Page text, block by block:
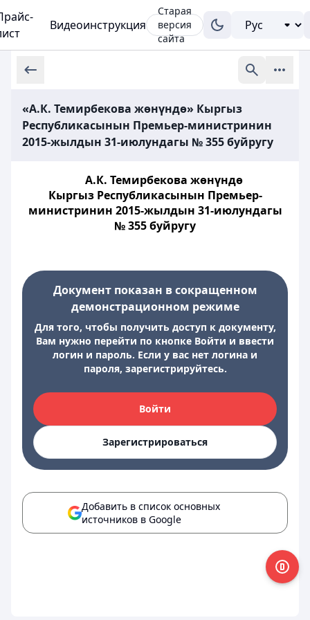
Видеоинструкция
Старая
версия
сайта
«А.К. Темирбекова жөнүндө» Кыргыз
Республикасынын Премьер-министринин
2015-жылдын 31-июлундагы № 355 буйругу
А.К. Темирбекова жөнүндө
Кыргыз Республикасынын Премьер-
министринин 2015-жылдын 31-июлундагы
№ 355 буйругу
Документ показан в сокращенном
демонстрационном режиме
Для того, чтобы получить доступ к документу,
Вам нужно перейти по кнопке Войти и ввести
логин и пароль. Если у вас нет логина и
пароля, зарегистрируйтесь.
Войти
Зарегистрироваться
Добавить в список основных
источников в Google